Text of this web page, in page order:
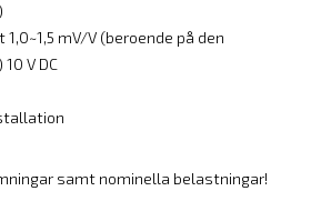
mV/V (beroende på den
V DC
samt nominella belastningar!